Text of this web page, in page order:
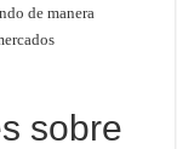
de manera
sobre